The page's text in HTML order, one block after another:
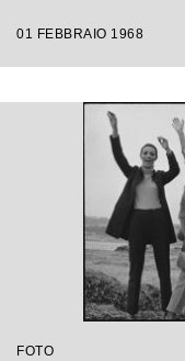
01 FEBBRAIO 1968
FOTO